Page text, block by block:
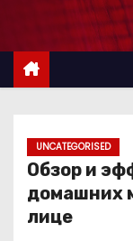
с
UNCATEGORISED
Обзор и
домашних
лице